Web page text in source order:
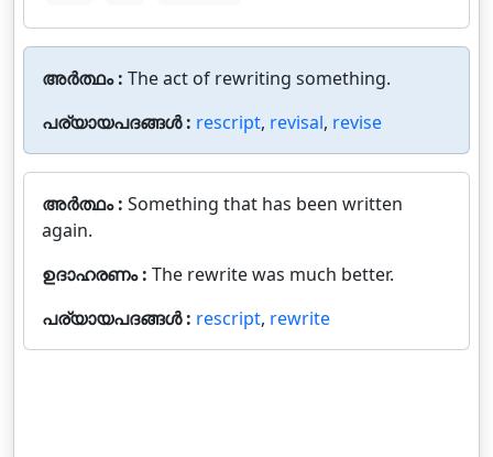
അർത്ഥം : The act of rewriting something.
പര്യായപദങ്ങൾ : rescript, revisal, revise
അർത്ഥം : Something that has been written
again.
ഉദാഹരണം : The rewrite was much better.
പര്യായപദങ്ങൾ : rescript, rewrite